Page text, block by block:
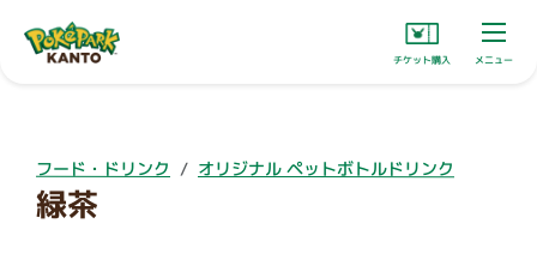
チケット購入 メニュー
フード・ドリンク オリジナル ペットボトルドリンク
緑茶